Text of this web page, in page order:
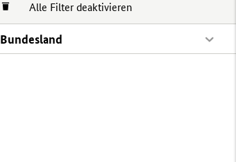
Alle Filter deaktivieren
Bundesland